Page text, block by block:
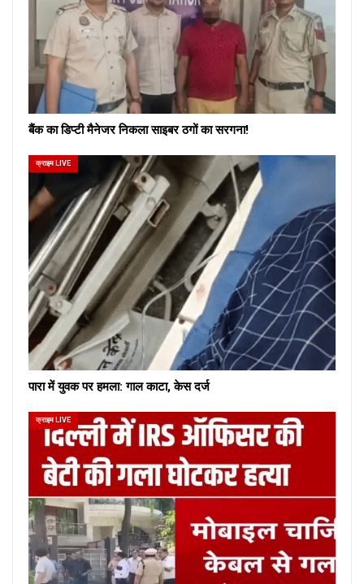
बैंक का डिप्टी मैनेजर निकला साइबर ठगों का सरगना!
क्राइम LIVE
पारा में युवक पर हमला: गाल काटा, केस दर्ज
क्राइम LIVE